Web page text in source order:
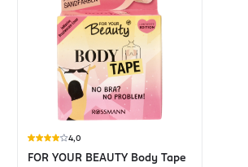
4,0
FOR YOUR BEAUTY Body Tape